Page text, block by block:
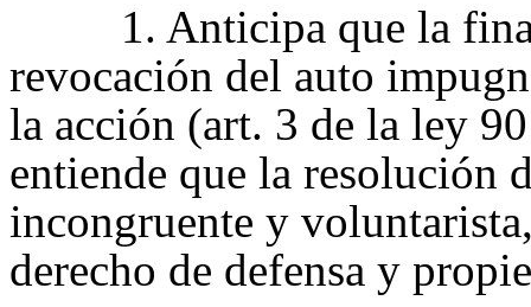
1. Anticipa que la
revocación del auto
la acción (art. 3 de la ley
entiende que la resolución
incongruente y
derecho de defensa y